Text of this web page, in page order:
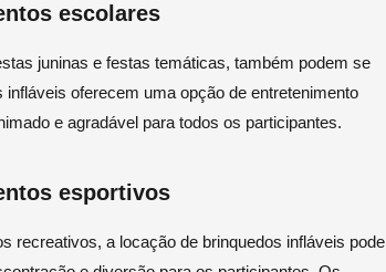
escolares
juninas e festas temáticas, também podem se
oferecem uma opção de entretenimento
e agradável para todos os participantes.
esportivos
recreativos, a locação de brinquedos infláveis pode